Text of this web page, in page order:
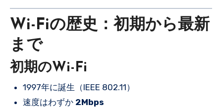
Wi-Fiの歴史：初期から最新
まで
初期のWi-Fi
1997年に誕生（IEEE 802.11）
速度はわずか 2Mbps